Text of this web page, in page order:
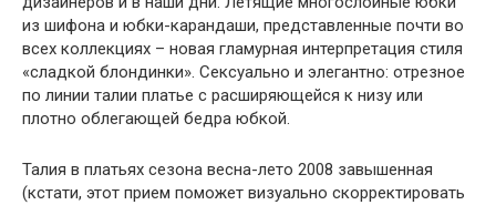
из шифона и юбки-карандаши, представленные почти во
всех коллекциях – новая гламурная интерпретация стиля
«сладкой блондинки». Сексуально и элегантно: отрезное
по линии талии платье с расширяющейся к низу или
плотно облегающей бедра юбкой.
Талия в платьях сезона весна-лето 2008 завышенная
(кстати, этот прием поможет визуально скорректировать